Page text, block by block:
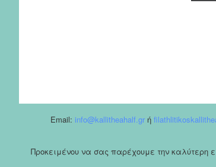
Email: info@kallitheahalf.gr ή
Προκειμένου να σας παρέχουμε την καλύτερη